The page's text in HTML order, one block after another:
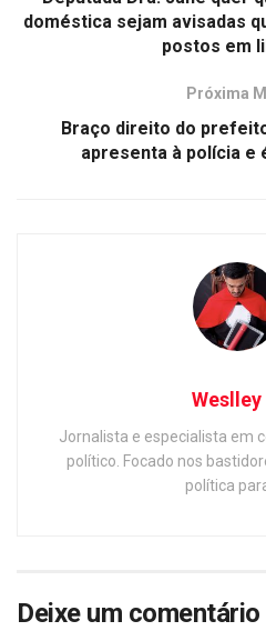
doméstica sejam avisadas
postos em
Próxima
Braço direito do
apresenta à polícia e
Jornalista e especialista em
político. Focado nos
política
Deixe um comentário